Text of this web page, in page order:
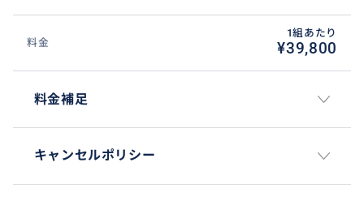
料金
1組あたり
¥39,800
料金補足
キャンセルポリシー